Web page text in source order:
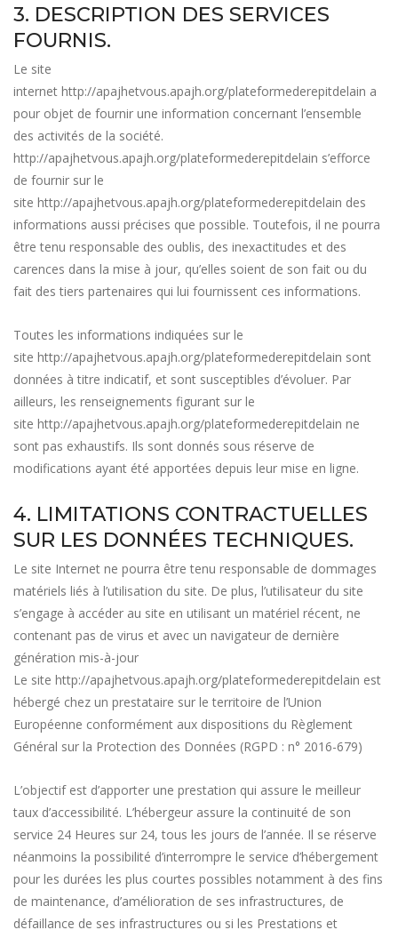
3. DESCRIPTION DES SERVICES
FOURNIS.
Le site
internet http://apajhetvous.apajh.org/plateformederepitdelain a
pour objet de fournir une information concernant l’ensemble
des activités de la société.
http://apajhetvous.apajh.org/plateformederepitdelain s’efforce
de fournir sur le
site http://apajhetvous.apajh.org/plateformederepitdelain des
informations aussi précises que possible. Toutefois, il ne pourra
être tenu responsable des oublis, des inexactitudes et des
carences dans la mise à jour, qu’elles soient de son fait ou du
fait des tiers partenaires qui lui fournissent ces informations.
Toutes les informations indiquées sur le
site http://apajhetvous.apajh.org/plateformederepitdelain sont
données à titre indicatif, et sont susceptibles d’évoluer. Par
ailleurs, les renseignements figurant sur le
site http://apajhetvous.apajh.org/plateformederepitdelain ne
sont pas exhaustifs. Ils sont donnés sous réserve de
modifications ayant été apportées depuis leur mise en ligne.
4. LIMITATIONS CONTRACTUELLES
SUR LES DONNÉES TECHNIQUES.
Le site Internet ne pourra être tenu responsable de dommages
matériels liés à l’utilisation du site. De plus, l’utilisateur du site
s’engage à accéder au site en utilisant un matériel récent, ne
contenant pas de virus et avec un navigateur de dernière
génération mis-à-jour
Le site http://apajhetvous.apajh.org/plateformederepitdelain est
hébergé chez un prestataire sur le territoire de l’Union
Européenne conformément aux dispositions du Règlement
Général sur la Protection des Données (RGPD : n° 2016-679)
L’objectif est d’apporter une prestation qui assure le meilleur
taux d’accessibilité. L’hébergeur assure la continuité de son
service 24 Heures sur 24, tous les jours de l’année. Il se réserve
néanmoins la possibilité d’interrompre le service d’hébergement
pour les durées les plus courtes possibles notamment à des fins
de maintenance, d’amélioration de ses infrastructures, de
défaillance de ses infrastructures ou si les Prestations et